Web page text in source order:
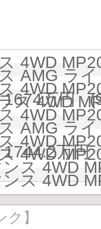
4WD
AMG ラ
万円
4WD
ス 4WD
4WD
AMG ラ
万円
4WD
4WD
ンス 4WD
ンス 4WD
】